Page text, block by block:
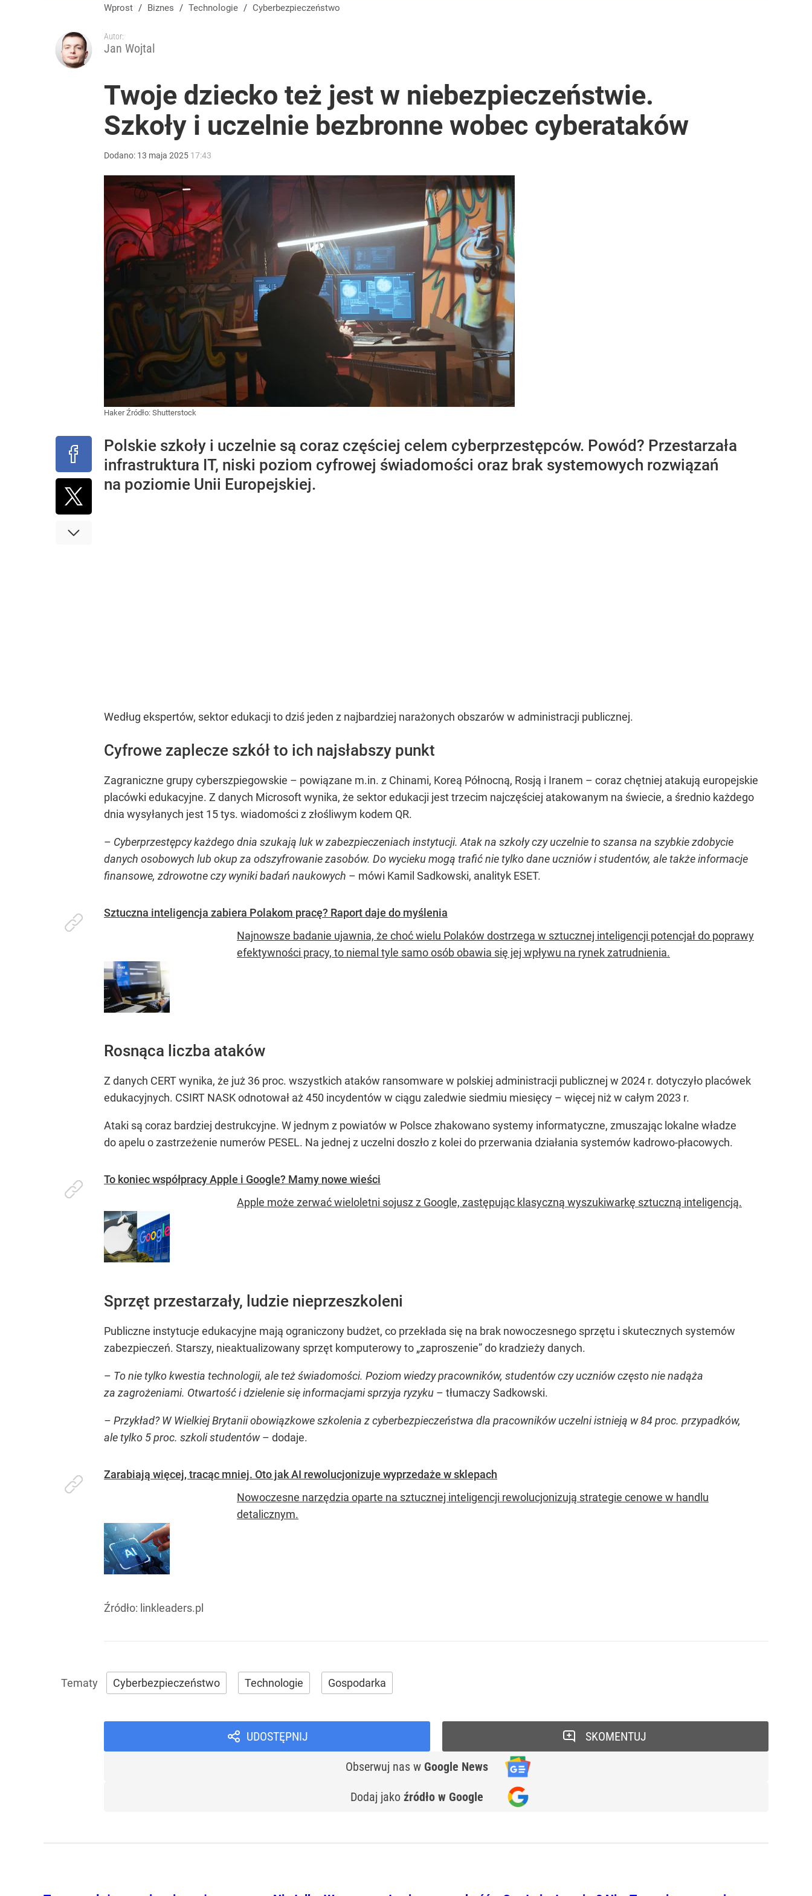
Wprost / Biznes / Technologie / Cyberbezpieczeństwo
Autor:
Jan Wojtal
Twoje dziecko też jest w niebezpieczeństwie.
Szkoły i uczelnie bezbronne wobec cyberataków
Dodano: 13 maja 2025 17:43
HakerŹródło: Shutterstock
Polskie szkoły i uczelnie są coraz częściej celem cyberprzestępców. Powód? Przestarzała
infrastruktura IT, niski poziom cyfrowej świadomości oraz brak systemowych rozwiązań
na poziomie Unii Europejskiej.
Według ekspertów, sektor edukacji to dziś jeden z najbardziej narażonych obszarów w administracji publicznej.
Cyfrowe zaplecze szkół to ich najsłabszy punkt
Zagraniczne grupy cyberszpiegowskie – powiązane m.in. z Chinami, Koreą Północną, Rosją i Iranem – coraz chętniej atakują europejskie
placówki edukacyjne. Z danych Microsoft wynika, że sektor edukacji jest trzecim najczęściej atakowanym na świecie, a średnio każdego
dnia wysyłanych jest 15 tys. wiadomości z złośliwym kodem QR.
– Cyberprzestępcy każdego dnia szukają luk w zabezpieczeniach instytucji. Atak na szkoły czy uczelnie to szansa na szybkie zdobycie
danych osobowych lub okup za odszyfrowanie zasobów. Do wycieku mogą trafić nie tylko dane uczniów i studentów, ale także informacje
finansowe, zdrowotne czy wyniki badań naukowych – mówi Kamil Sadkowski, analityk ESET.
Sztuczna inteligencja zabiera Polakom pracę? Raport daje do myślenia
Najnowsze badanie ujawnia, że choć wielu Polaków dostrzega w sztucznej inteligencji potencjał do poprawy
efektywności pracy, to niemal tyle samo osób obawia się jej wpływu na rynek zatrudnienia.
Rosnąca liczba ataków
Z danych CERT wynika, że już 36 proc. wszystkich ataków ransomware w polskiej administracji publicznej w 2024 r. dotyczyło placówek
edukacyjnych. CSIRT NASK odnotował aż 450 incydentów w ciągu zaledwie siedmiu miesięcy – więcej niż w całym 2023 r.
Ataki są coraz bardziej destrukcyjne. W jednym z powiatów w Polsce zhakowano systemy informatyczne, zmuszając lokalne władze
do apelu o zastrzeżenie numerów PESEL. Na jednej z uczelni doszło z kolei do przerwania działania systemów kadrowo-płacowych.
To koniec współpracy Apple i Google? Mamy nowe wieści
Apple może zerwać wieloletni sojusz z Google, zastępując klasyczną wyszukiwarkę sztuczną inteligencją.
Sprzęt przestarzały, ludzie nieprzeszkoleni
Publiczne instytucje edukacyjne mają ograniczony budżet, co przekłada się na brak nowoczesnego sprzętu i skutecznych systemów
zabezpieczeń. Starszy, nieaktualizowany sprzęt komputerowy to „zaproszenie” do kradzieży danych.
– To nie tylko kwestia technologii, ale też świadomości. Poziom wiedzy pracowników, studentów czy uczniów często nie nadąża
za zagrożeniami. Otwartość i dzielenie się informacjami sprzyja ryzyku – tłumaczy Sadkowski.
– Przykład? W Wielkiej Brytanii obowiązkowe szkolenia z cyberbezpieczeństwa dla pracowników uczelni istnieją w 84 proc. przypadków,
ale tylko 5 proc. szkoli studentów– dodaje.
Zarabiają więcej, tracąc mniej. Oto jak AI rewolucjonizuje wyprzedaże w sklepach
Nowoczesne narzędzia oparte na sztucznej inteligencji rewolucjonizują strategie cenowe w handlu
detalicznym.
Źródło: linkleaders.pl
Cyberbezpieczeństwo Technologie Gospodarka
UDOSTĘPNIJ
Obserwuj nas w Google News
Dodaj jako źródło w Google
SKOMENTUJ